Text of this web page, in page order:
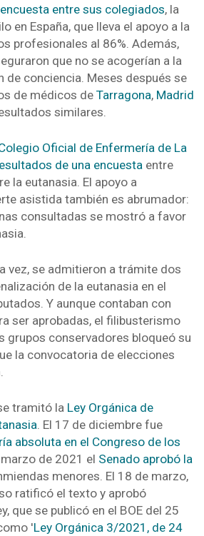
entre sus colegiados, la
en España, que lleva el apoyo a la
profesionales al 86%. Además,
que no se acogerían a la
de conciencia. Meses después se
de médicos de Tarragona, Madrid
similares.
Oficial de Enfermería de La
de una encuesta entre
la eutanasia. El apoyo a
asistida también es abrumador:
consultadas se mostró a favor
vez, se admitieron a trámite dos
de la eutanasia en el
Y aunque contaban con
ser aprobadas, el filibusterismo
grupos conservadores bloqueó su
la convocatoria de elecciones
tramitó la Ley Orgánica de
. El 17 de diciembre fue
absoluta en el Congreso de los
marzo de 2021 el Senado aprobó la
menores. El 18 de marzo,
ratificó el texto y aprobó
que se publicó en el BOE del 25
'Ley Orgánica 3/2021, de 24